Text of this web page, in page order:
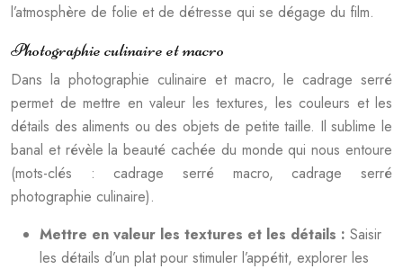
l’atmosphère de folie et de détresse qui se dégage du film.
Photographie culinaire et macro
Dans la photographie culinaire et macro, le cadrage serré
permet de mettre en valeur les textures, les couleurs et les
détails des aliments ou des objets de petite taille. Il sublime le
banal et révèle la beauté cachée du monde qui nous entoure
(mots-clés : cadrage serré macro, cadrage serré
photographie culinaire).
Mettre en valeur les textures et les détails : Saisir
les détails d’un plat pour stimuler l’appétit, explorer les